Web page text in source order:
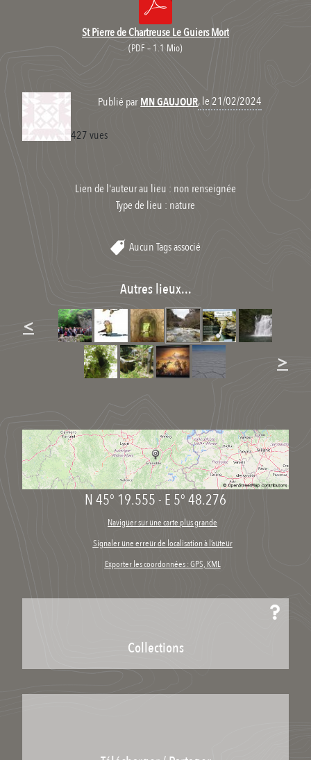
St Pierre de Chartreuse Le Guiers Mort
(PDF – 1.1 Mio)
Publié par MN GAUJOUR, le 21/02/2024
427 vues
Lien de l'auteur au lieu : non renseignée
Type de lieu : nature
Aucun Tags associé
Autres lieux...
<
>
N 45° 19.555- E 5° 48.276
Naviguer sur une carte plus grande
Signaler une erreur de localisation à l’auteur
Exporter les coordonnées : GPS, KML
Collections